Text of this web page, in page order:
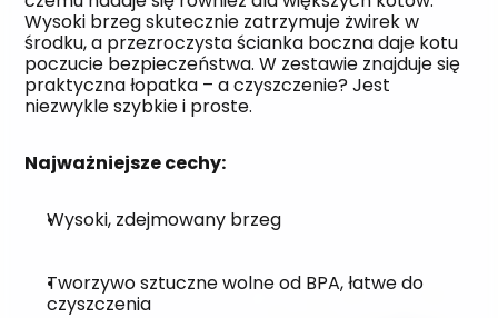
Wysoki brzeg skutecznie zatrzymuje żwirek w
środku, a przezroczysta ścianka boczna daje kotu
poczucie bezpieczeństwa. W zestawie znajduje się
praktyczna łopatka – a czyszczenie? Jest
niezwykle szybkie i proste.
Najważniejsze cechy:
Wysoki, zdejmowany brzeg
Tworzywo sztuczne wolne od BPA, łatwe do
czyszczenia